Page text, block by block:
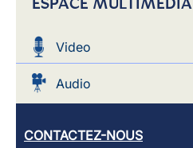
Video
Audio
CONTACTEZ-NOUS